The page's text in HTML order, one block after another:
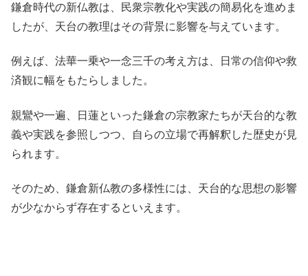
鎌倉時代の新仏教は、民衆宗教化や実践の簡易化を進めま
したが、天台の教理はその背景に影響を与えています。
例えば、法華一乗や一念三千の考え方は、日常の信仰や救
済観に幅をもたらしました。
親鸞や一遍、日蓮といった鎌倉の宗教家たちが天台的な教
義や実践を参照しつつ、自らの立場で再解釈した歴史が見
られます。
そのため、鎌倉新仏教の多様性には、天台的な思想の影響
が少なからず存在するといえます。